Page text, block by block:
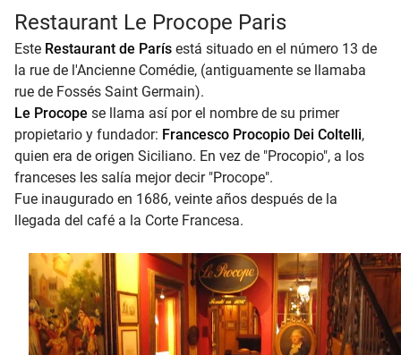
Restaurant Le Procope Paris
Este Restaurant de París está situado en el número 13 de
la rue de l'Ancienne Comédie, (antiguamente se llamaba
rue de Fossés Saint Germain).
Le Procope se llama así por el nombre de su primer
propietario y fundador: Francesco Procopio Dei Coltelli,
quien era de origen Siciliano. En vez de "Procopio", a los
franceses les salía mejor decir "Procope".
Fue inaugurado en 1686, veinte años después de la
llegada del café a la Corte Francesa.